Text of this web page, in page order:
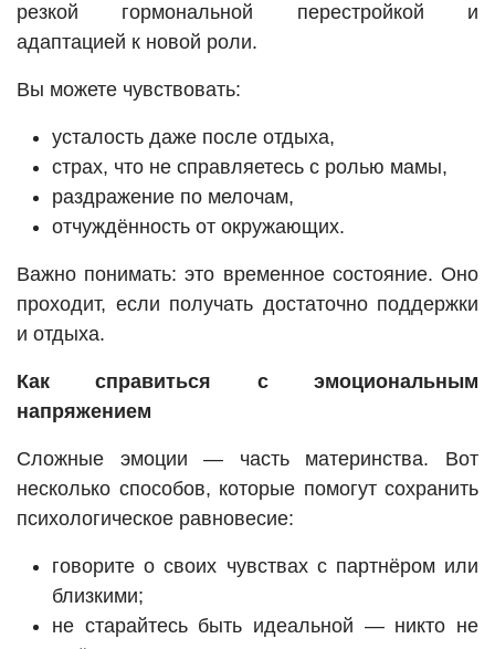
резкой гормональной перестройкой и
адаптацией к новой роли.
Вы можете чувствовать:
усталость даже после отдыха,
страх, что не справляетесь с ролью мамы,
раздражение по мелочам,
отчуждённость от окружающих.
Важно понимать: это временное состояние. Оно
проходит, если получать достаточно поддержки
и отдыха.
Как справиться с эмоциональным
напряжением
Сложные эмоции — часть материнства. Вот
несколько способов, которые помогут сохранить
психологическое равновесие:
говорите о своих чувствах с партнёром или
близкими;
не старайтесь быть идеальной — никто не